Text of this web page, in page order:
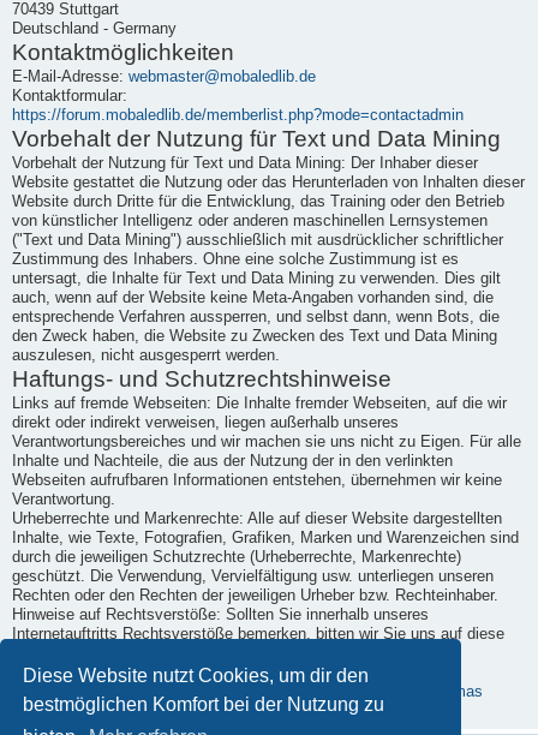
Diese Website nutzt Cookies, um dir den
bestmöglichen Komfort bei der Nutzung zu
70439 Stuttgart
Deutschland - Germany
Kontaktmöglichkeiten
E-Mail-Adresse: webmaster@mobaledlib.de
Kontaktformular:
https://forum.mobaledlib.de/memberlist.php?mode=contactadmin
Vorbehalt der Nutzung für Text und Data Mining
Vorbehalt der Nutzung für Text und Data Mining: Der Inhaber dieser
Website gestattet die Nutzung oder das Herunterladen von Inhalten dieser
Website durch Dritte für die Entwicklung, das Training oder den Betrieb
von künstlicher Intelligenz oder anderen maschinellen Lernsystemen
("Text und Data Mining") ausschließlich mit ausdrücklicher schriftlicher
Zustimmung des Inhabers. Ohne eine solche Zustimmung ist es
untersagt, die Inhalte für Text und Data Mining zu verwenden. Dies gilt
auch, wenn auf der Website keine Meta-Angaben vorhanden sind, die
entsprechende Verfahren aussperren, und selbst dann, wenn Bots, die
den Zweck haben, die Website zu Zwecken des Text und Data Mining
auszulesen, nicht ausgesperrt werden.
Haftungs- und Schutzrechtshinweise
Links auf fremde Webseiten: Die Inhalte fremder Webseiten, auf die wir
direkt oder indirekt verweisen, liegen außerhalb unseres
Verantwortungsbereiches und wir machen sie uns nicht zu Eigen. Für alle
Inhalte und Nachteile, die aus der Nutzung der in den verlinkten
Webseiten aufrufbaren Informationen entstehen, übernehmen wir keine
Verantwortung.
Urheberrechte und Markenrechte: Alle auf dieser Website dargestellten
Inhalte, wie Texte, Fotografien, Grafiken, Marken und Warenzeichen sind
durch die jeweiligen Schutzrechte (Urheberrechte, Markenrechte)
geschützt. Die Verwendung, Vervielfältigung usw. unterliegen unseren
Rechten oder den Rechten der jeweiligen Urheber bzw. Rechteinhaber.
Hinweise auf Rechtsverstöße: Sollten Sie innerhalb unseres
Internetauftritts Rechtsverstöße bemerken, bitten wir Sie uns auf diese
Kenntnisnahme unverzüglich entfernen.
Erstellt mit kostenlosem Datenschutz-Generator.de von Dr. Thomas
Schwenke